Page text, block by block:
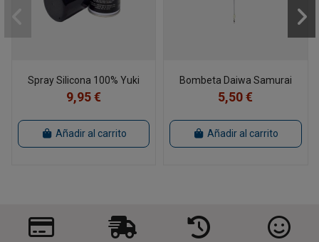
Spray Silicona 100% Yuki
9,95 €
Añadir al carrito
Bombeta Daiwa Samurai
5,50 €
Añadir al carrito